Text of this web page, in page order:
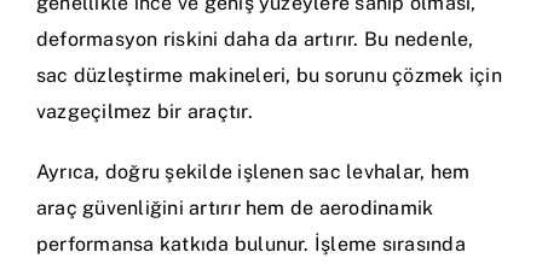
deformasyon riskini daha da artırır. Bu nedenle,
sac düzleştirme makineleri, bu sorunu çözmek için
vazgeçilmez bir araçtır.
Ayrıca, doğru şekilde işlenen sac levhalar, hem
araç güvenliğini artırır hem de aerodinamik
performansa katkıda bulunur. İşleme sırasında